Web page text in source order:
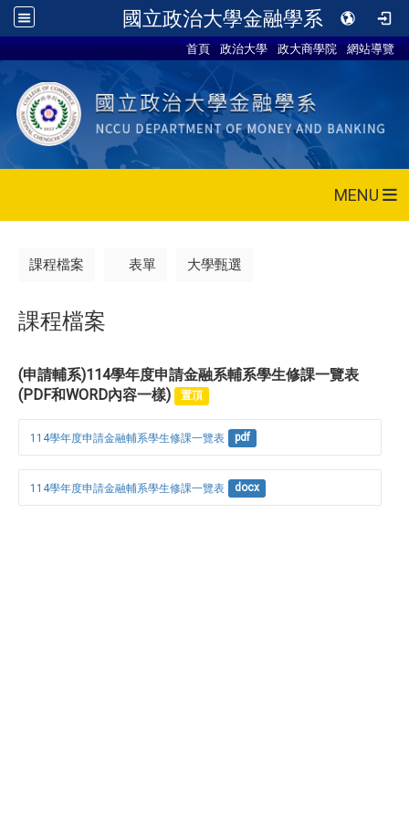
國立政治大學金融學系
首頁 政治大學 政大商學院 網站導覽
MENU
課程檔案 表單 大學甄選
課程檔案
(申請輔系)114學年度申請金融系輔系學生修課一覽表
(PDF和WORD內容一樣)
置頂
114學年度申請金融輔系學生修課一覽表 pdf
114學年度申請金融輔系學生修課一覽表 docx